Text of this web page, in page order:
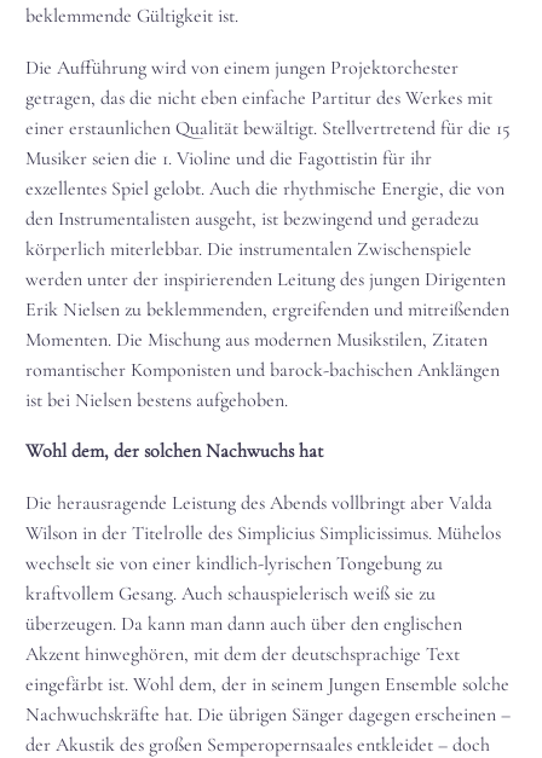
beklemmende Gültigkeit ist.
Die Aufführung wird von einem jungen Projektorchester
getragen, das die nicht eben einfache Partitur des Werkes mit
einer erstaunlichen Qualität bewältigt. Stellvertretend für die 15
Musiker seien die 1. Violine und die Fagottistin für ihr
exzellentes Spiel gelobt. Auch die rhythmische Energie, die von
den Instrumentalisten ausgeht, ist bezwingend und geradezu
körperlich miterlebbar. Die instrumentalen Zwischenspiele
werden unter der inspirierenden Leitung des jungen Dirigenten
Erik Nielsen zu beklemmenden, ergreifenden und mitreißenden
Momenten. Die Mischung aus modernen Musikstilen, Zitaten
romantischer Komponisten und barock-bachischen Anklängen
ist bei Nielsen bestens aufgehoben.
Wohl dem, der solchen Nachwuchs hat
Die herausragende Leistung des Abends vollbringt aber Valda
Wilson in der Titelrolle des Simplicius Simplicissimus. Mühelos
wechselt sie von einer kindlich-lyrischen Tongebung zu
kraftvollem Gesang. Auch schauspielerisch weiß sie zu
überzeugen. Da kann man dann auch über den englischen
Akzent hinweghören, mit dem der deutschsprachige Text
eingefärbt ist. Wohl dem, der in seinem Jungen Ensemble solche
Nachwuchskräfte hat. Die übrigen Sänger dagegen erscheinen –
der Akustik des großen Semperopernsaales entkleidet – doch